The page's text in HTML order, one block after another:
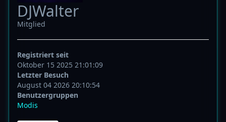
DJWalter
Mitglied
Registriert seit
Oktober 15 2025 21:01:09
Letzter Besuch
August 04 2026 20:10:54
Benutzergruppen
Modis